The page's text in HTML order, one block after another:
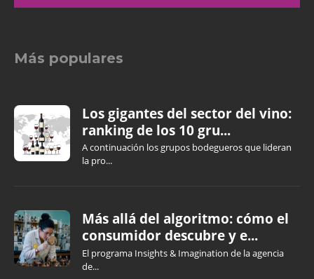
Más populares
Los gigantes del sector del vino:
ranking de los 10 gru...
A continuación los grupos bodegueros que lideran
la pro...
Más allá del algoritmo: cómo el
consumidor descubre y e...
El programa Insights & Imagination de la agencia
de...